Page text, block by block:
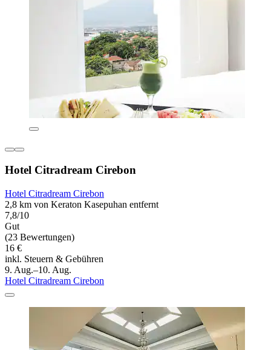
Hotel Citradream Cirebon
Hotel Citradream Cirebon
2,8 km von Keraton Kasepuhan entfernt
7,8/10
Gut
(23 Bewertungen)
16 €
inkl. Steuern & Gebühren
9. Aug.–10. Aug.
Hotel Citradream Cirebon